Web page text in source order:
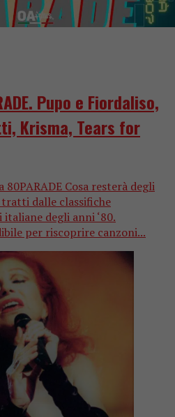
Pupo e Fiordaliso,
Krisma, Tears for
80PARADE Cosa resterà degli
dalle classifiche
degli anni ‘80.
per riscoprire canzoni...